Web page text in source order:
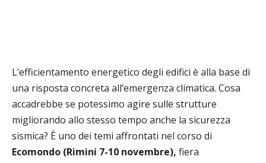
L’efficientamento energetico degli edifici è alla base di
una risposta concreta all’emergenza climatica. Cosa
accadrebbe se potessimo agire sulle strutture
migliorando allo stesso tempo anche la sicurezza
sismica? È uno dei temi affrontati nel corso di
Ecomondo (Rimini 7-10 novembre), fiera